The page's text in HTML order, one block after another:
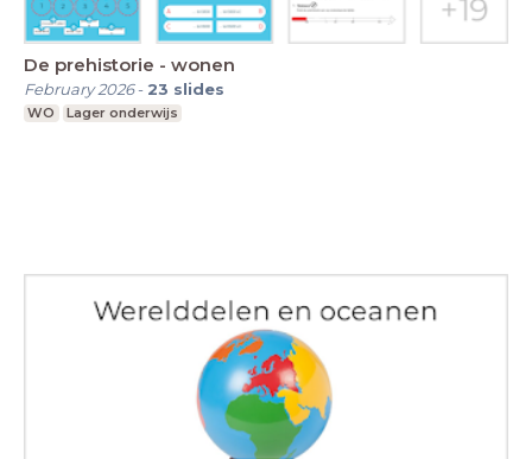
De prehistorie - wonen
February 2026- 23 slides
WO Lager onderwijs